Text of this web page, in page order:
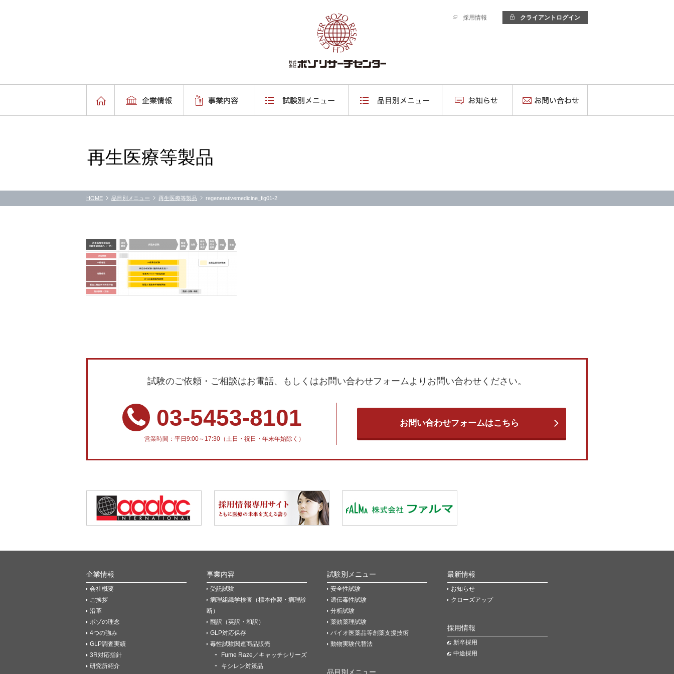
採用情報 クライアントログイン
再生医療等製品
HOME 品目別メニュー 再生医療等製品 regenerativemedicine_fig01-2
試験のご依頼・ご相談はお電話、もしくはお問い合わせフォームよりお問い合わせください。
03-5453-8101
営業時間：平日9:00～17:30（土日・祝日・年末年始除く）
お問い合わせフォームはこちら
企業情報
会社概要
ご挨拶
沿革
ボゾの理念
4つの強み
GLP調査実績
3R対応指針
研究所紹介
事業内容
受託試験
病理組織学検査（標本作製・病理診
断）
翻訳（英訳・和訳）
GLP対応保存
毒性試験関連商品販売
Fume Raze／キャッチシリーズ
キシレン対策品
試験別メニュー
安全性試験
遺伝毒性試験
分析試験
薬効薬理試験
バイオ医薬品等創薬支援技術
動物実験代替法
品目別メニュー
最新情報
お知らせ
クローズアップ
採用情報
新卒採用
中途採用